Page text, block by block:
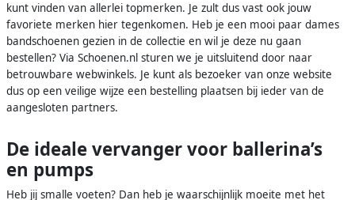
kunt vinden van allerlei topmerken. Je zult dus vast ook jouw
favoriete merken hier tegenkomen. Heb je een mooi paar dames
bandschoenen gezien in de collectie en wil je deze nu gaan
bestellen? Via Schoenen.nl sturen we je uitsluitend door naar
betrouwbare webwinkels. Je kunt als bezoeker van onze website
dus op een veilige wijze een bestelling plaatsen bij ieder van de
aangesloten partners.
De ideale vervanger voor ballerina’s
en pumps
Heb jij smalle voeten? Dan heb je waarschijnlijk moeite met het